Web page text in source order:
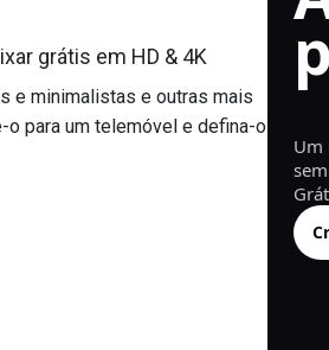
grátis em HD & 4K
e minimalistas e outras mais
o para um telemóvel e defina-o
Um